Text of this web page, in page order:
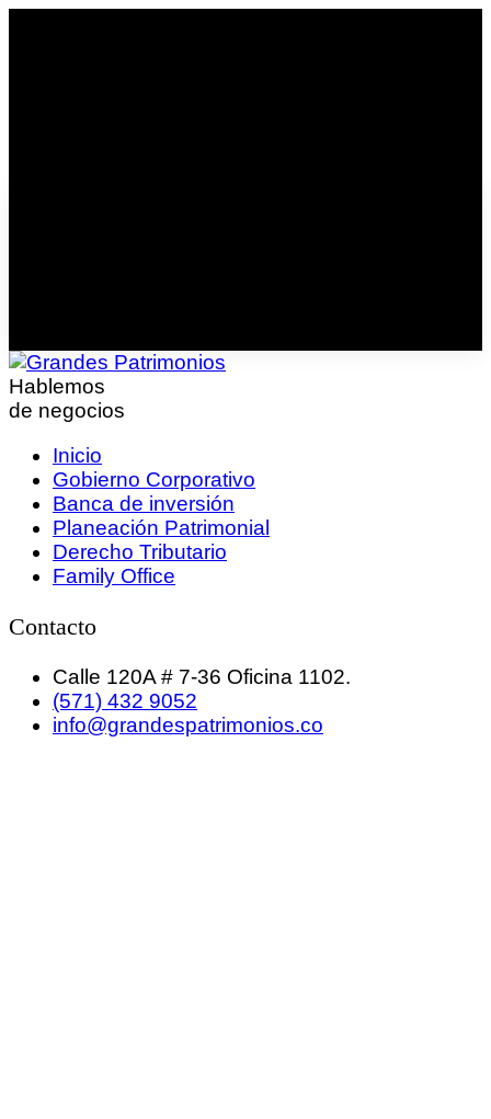
Hablemos
de negocios
Inicio
Gobierno Corporativo
Banca de inversión
Planeación Patrimonial
Derecho Tributario
Family Office
Contacto
Calle 120A # 7-36 Oficina 1102.
(571) 432 9052
info@grandespatrimonios.co